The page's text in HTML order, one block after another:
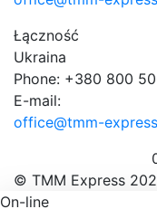
Łączność
Ukraina
Phone: +380 800
E-mail:
office@tmm-
© ТММ Express
On-line